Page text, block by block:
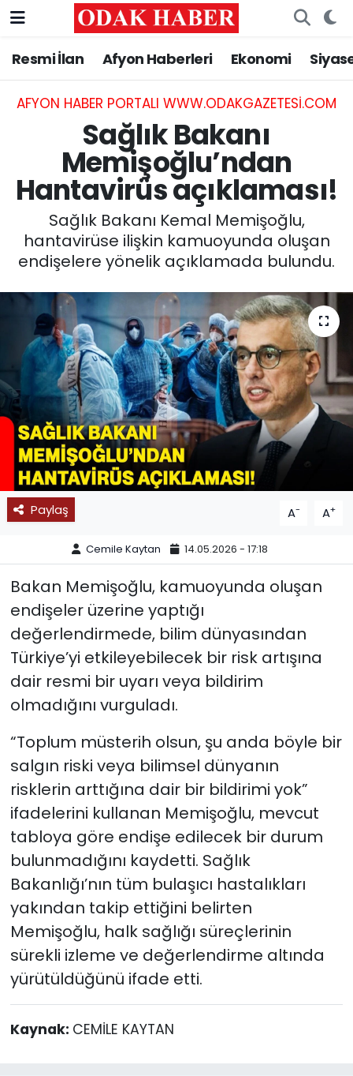
Resmi İlan Afyon Haberleri Ekonomi
AFYON HABER PORTALI WWW.ODAKGAZETESI.COM
Sağlık Bakanı
Memişoğlu’ndan
Hantavirüs açıklaması!
Sağlık Bakanı Kemal Memişoğlu,
hantavirüse ilişkin kamuoyunda oluşan
endişelere yönelik açıklamada bulundu.
Paylaş A- A+
Cemile Kaytan 14.05.2026 - 17:18
Bakan Memişoğlu, kamuoyunda oluşan
endişeler üzerine yaptığı
değerlendirmede, bilim dünyasından
Türkiye’yi etkileyebilecek bir risk artışına
dair resmi bir uyarı veya bildirim
olmadığını vurguladı.
“Toplum müsterih olsun, şu anda böyle bir
salgın riski veya bilimsel dünyanın
risklerin arttığına dair bir bildirimi yok”
ifadelerini kullanan Memişoğlu, mevcut
tabloya göre endişe edilecek bir durum
bulunmadığını kaydetti. Sağlık
Bakanlığı’nın tüm bulaşıcı hastalıkları
yakından takip ettiğini belirten
Memişoğlu, halk sağlığı süreçlerinin
sürekli izleme ve değerlendirme altında
yürütüldüğünü ifade etti.
Kaynak: CEMİLE KAYTAN
AFYONKARAHİSAR HABERLERİ
Resmi İlan
ASAYİŞ
GÜNCEL
SİYASET
EĞİTİM
MAGAZİN
SAĞLIK
SPOR
11:11 MANŞET
Nöbetçi Eczaneler
Hava Durumu
Trafik Durumu
Süper Lig Puan Durumu ve Fikstür
Tüm Manşetler
Son Dakika Haberleri
Haber Arşivi